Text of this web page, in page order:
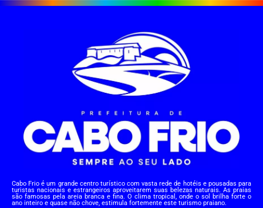
Cabo Frio é um grande centro turístico com vasta rede de hotéis e pousadas para
turistas nacionais e estrangeiros aproveitarem suas belezas naturais. As praias
são famosas pela areia branca e fina. O clima tropical, onde o sol brilha forte o
ano inteiro e quase não chove, estimula fortemente este turismo praiano.